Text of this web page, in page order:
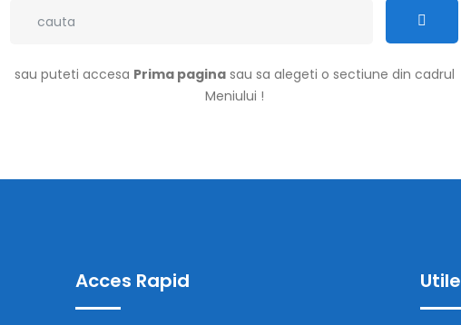
sau puteti accesa Prima paginasau sa alegeti o sectiune din cadrul
Meniului !
Acces Rapid Utile